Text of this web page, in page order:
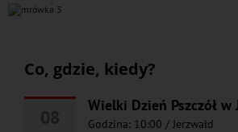
Co, gdzie, kiedy?
Wielki Dzień Pszczół w
Godzina: 10:00 / Jerzwałd